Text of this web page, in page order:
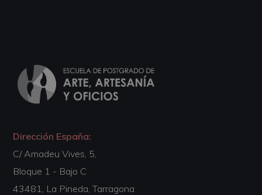
Dirección España:
C/ Amadeu Vives, 5,
Bloque 1 - Bajo C
43481, La Pineda, Tarragona